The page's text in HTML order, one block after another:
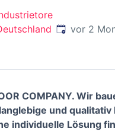
vor 2
COMPANY. Wir
und
individuelle Lösung